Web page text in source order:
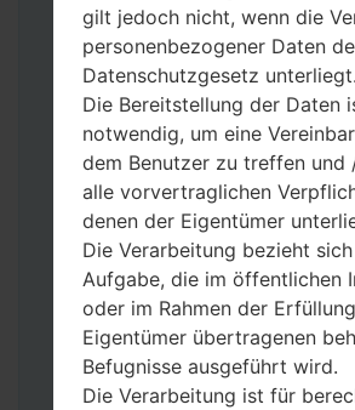
Schließen Sie das USB-
halten Sie die Leiser- und
gedrückt.
Halten Sie die Power-
Tasten gedrückt.
Dann schließen Sie das
an, das Programm Odin
und „COM port number“
Bildschirm angezeigt.
Geben Sie nur die „F.
„Auto-Rebot“ an.
Zum Schluss klicken Sie
Ihr Gerät wird neu
getrennt.
gilt jedoch nicht, wenn die
personenbezogener Daten
Datenschutzgesetz unterliegt.
Die Bereitstellung der Daten
notwendig, um eine
dem Benutzer zu treffen und
alle vorvertraglichen
denen der Eigentümer
Die Verarbeitung bezieht
Aufgabe, die im öffentlichen
oder im Rahmen der
Eigentümer übertragenen
Befugnisse ausgeführt wird.
Die Verarbeitung ist für